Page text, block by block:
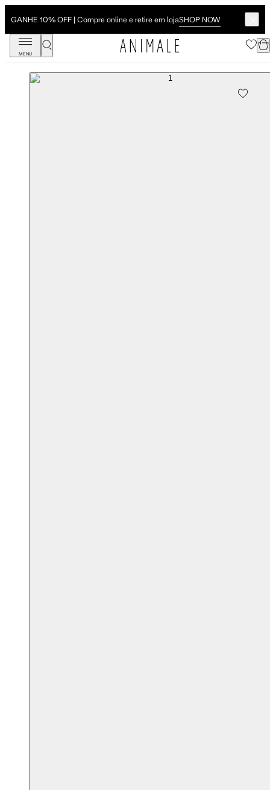
GANHE 10% OFF | Compre online e retire em lojaSHOP NOW
MENU